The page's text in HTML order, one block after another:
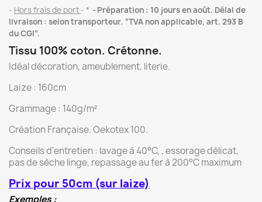
Hors frais de port
*
Préparation : 10 jours en août. Délai de
livraison : selon transporteur. “TVA non applicable, art. 293 B
du CGI”.
Tissu 100% coton. Crétonne.
Idéal décoration, ameublement, literie.
Laize : 160cm
Grammage : 140g/m²
Création Française. Oekotex 100.
Conseils d'entretien : lavage à 40°C, , essorage délicat,
pas de sèche linge, repassage au fer à 200°C maximum
Prix pour 50cm (sur laize)
Exemples :